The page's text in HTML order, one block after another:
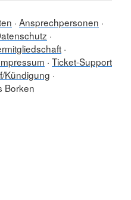
Ansprechpersonen
Ticket-Support
Kündigung
Borken